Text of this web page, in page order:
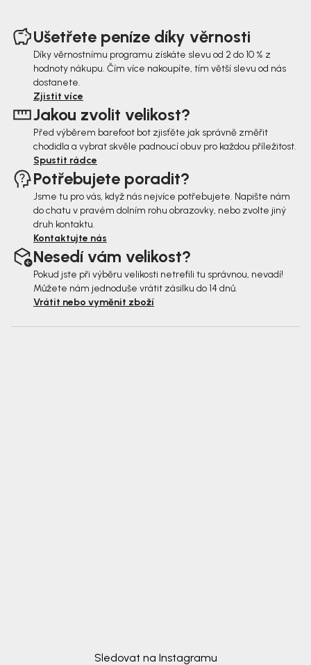
Ušetřete peníze díky věrnosti
Díky věrnostnímu programu získáte slevu od 2 do 10 % z
hodnoty nákupu. Čím více nakoupíte, tím větší slevu od nás
dostanete.
Zjistit více
Jakou zvolit velikost?
Před výběrem barefoot bot zjisťěte jak správně změřit
chodidla a vybrat skvěle padnoucí obuv pro každou příležitost.
Spustit rádce
Potřebujete poradit?
Jsme tu pro vás, když nás nejvíce potřebujete. Napište nám
do chatu v pravém dolním rohu obrazovky, nebo zvolte jiný
druh kontaktu.
Kontaktujte nás
Nesedí vám velikost?
Pokud jste při výběru velikosti netrefili tu správnou, nevadí!
Můžete nám jednoduše vrátit zásilku do 14 dnů.
Vrátit nebo vyměnit zboží
Sledovat na Instagramu